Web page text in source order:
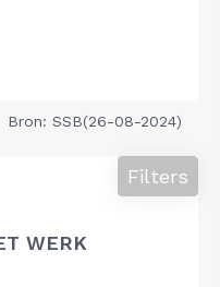
Bron: SSB(26-08-2024)
WERK
Filters